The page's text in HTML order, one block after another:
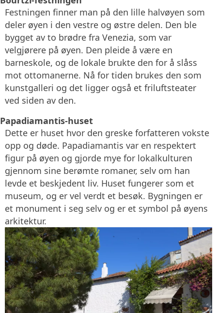
Festningen finner man på den lille halvøyen som
deler øyen i den vestre og østre delen. Den ble
bygget av to brødre fra Venezia, som var
velgjørere på øyen. Den pleide å være en
barneskole, og de lokale brukte den for å slåss
mot ottomanerne. Nå for tiden brukes den som
kunstgalleri og det ligger også et friluftsteater
ved siden av den.
Papadiamantis-huset
Dette er huset hvor den greske forfatteren vokste
opp og døde. Papadiamantis var en respektert
figur på øyen og gjorde mye for lokalkulturen
gjennom sine berømte romaner, selv om han
levde et beskjedent liv. Huset fungerer som et
museum, og er vel verdt et besøk. Bygningen er
et monument i seg selv og er et symbol på øyens
arkitektur.